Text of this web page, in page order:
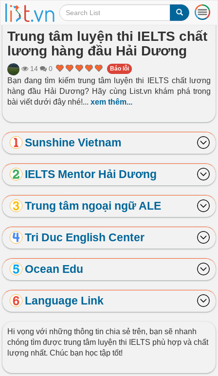
T
o
g
i
t
o
n
Trung tâm luyện thi IELTS chất
lương hàng đầu Hải Dương
14 0 Báo lỗi
Bạn đang tìm kiếm trung tâm luyện thi IELTS chất lương
hàng đầu Hải Dương? Hãy cùng List.vn khám phá trong
bài viết dưới đây nhé!... xem thêm...
Sunshine Vietnam
IELTS Mentor Hải Dương
Trung tâm ngoại ngữ ALE
Tri Duc English Center
Ocean Edu
Language Link
Hi vọng với những thông tin chia sẻ trên, bạn sẽ nhanh
chóng tìm được trung tâm luyện thi IELTS phù hợp và chất
lượng nhất. Chúc bạn học tập tốt!